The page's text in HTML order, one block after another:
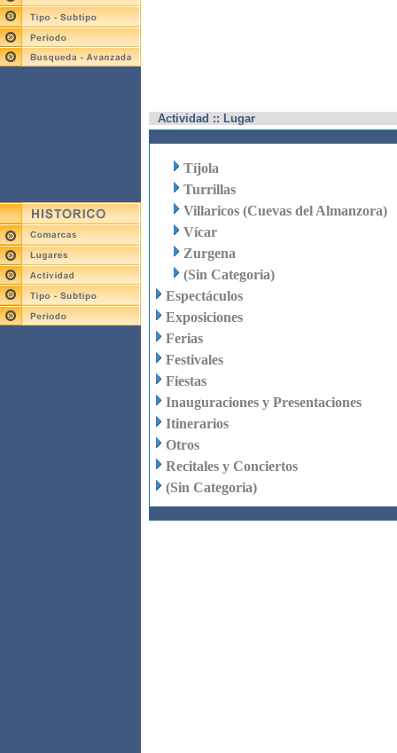
Actividad :: Lugar
Tíjola
Turrillas
Villaricos (Cuevas del Almanzora)
Vícar
Zurgena
(Sin Categoria)
Espectáculos
Exposiciones
Ferias
Festivales
Fiestas
Inauguraciones y Presentaciones
Itinerarios
Otros
Recitales y Conciertos
(Sin Categoria)